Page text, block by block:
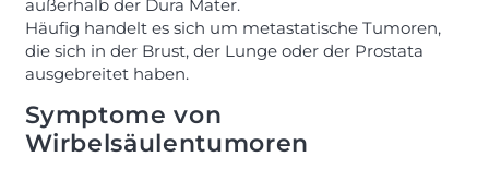
außerhalb der Dura Mater.
Häufig handelt es sich um metastatische Tumoren,
die sich in der Brust, der Lunge oder der Prostata
ausgebreitet haben.
Symptome von
Wirbelsäulentumoren